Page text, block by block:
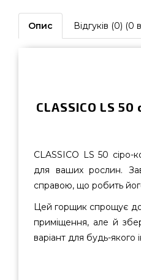
Опис Відгуків (0) (0
CLASSICO LS
CLASSICO LS 50
для ваших рослин.
справою, що робить
Цей горщик спрощує
приміщення, але й
варіант для будь-якого